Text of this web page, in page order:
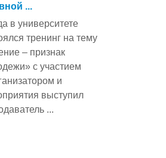
...
в университете
тренинг на тему
– признак
с участием
и
выступил
...